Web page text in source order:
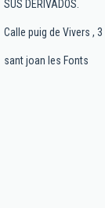
SUS DERIVADOS.
Calle puig de Vivers , 3
sant joan les Fonts